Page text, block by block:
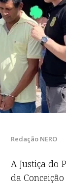
Redação NERO
A Justiça do
da